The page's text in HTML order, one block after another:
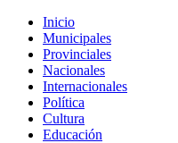
Inicio
Municipales
Provinciales
Nacionales
Internacionales
Política
Cultura
Educación